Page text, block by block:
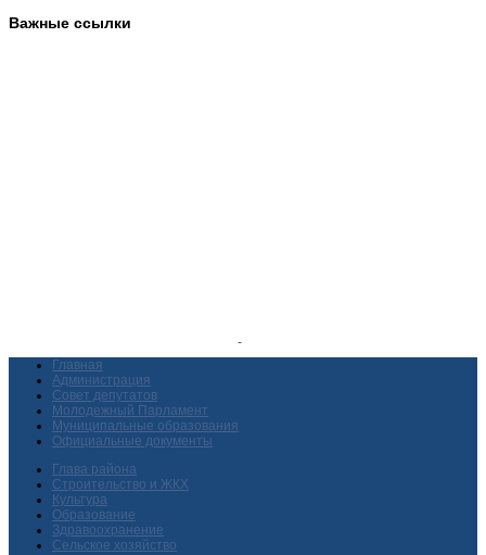
Важные ссылки
Главная
Администрация
Совет депутатов
Молодежный Парламент
Муниципальные образования
Официальные документы
Глава района
Строительство и ЖКХ
Культура
Образование
Здравоохранение
Сельское хозяйство